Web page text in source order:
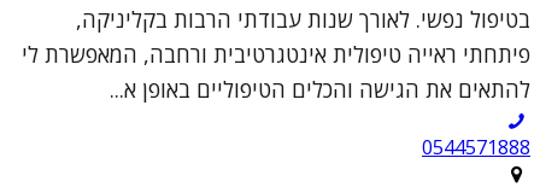
בטיפול נפשי. לאורך שנות עבודתי הרבות בקליניקה,
פיתחתי ראייה טיפולית אינטגרטיבית ורחבה, המאפשרת לי
להתאים את הגישה והכלים הטיפוליים באופן א...
0544571888